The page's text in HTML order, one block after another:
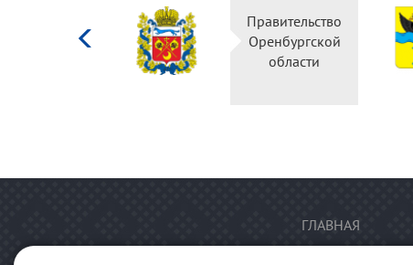
Правительство
Оренбургской
области
ГЛАВНАЯ